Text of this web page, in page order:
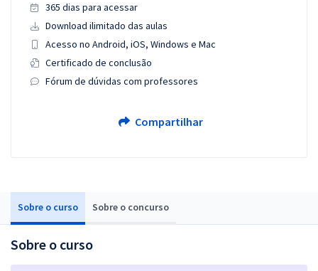
Sobre o curso Sobre o concurso
Sobre o curso
365 dias para acessar
Download ilimitado das aulas
Acesso no Android, iOS, Windows e Mac
Certificado de conclusão
Fórum de dúvidas com professores
Compartilhar